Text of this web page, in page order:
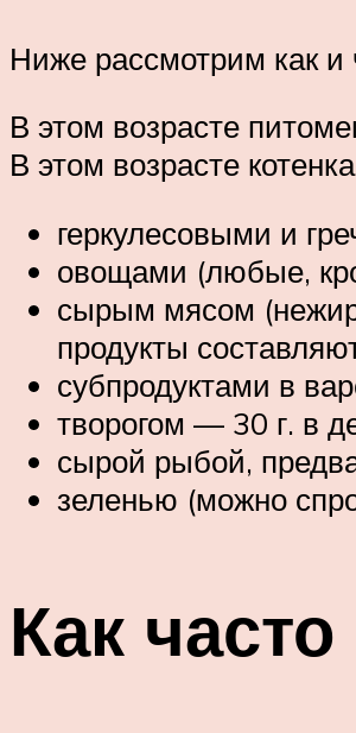
Ниже рассмотрим как
В этом возрасте
В этом возрасте
геркулесовыми и
овощами (любые,
сырым мясом
продукты
субпродуктами в
творогом — 30 г. в
сырой рыбой,
зеленью (можно
Как